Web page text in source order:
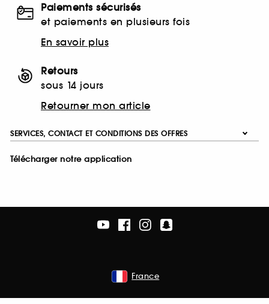
Paiements sécurisés
et paiements en plusieurs fois
En savoir plus
Retours
sous 14 jours
Retourner mon article
SERVICES, CONTACT ET CONDITIONS DES OFFRES
Télécharger notre application
France